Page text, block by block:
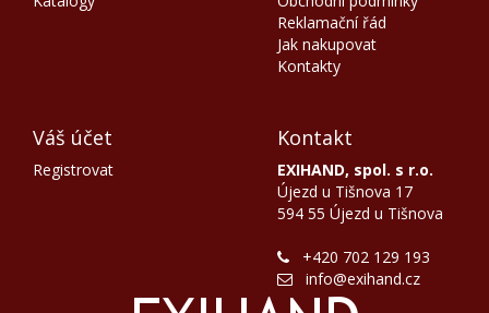
Reklamační řád
Jak nakupovat
Kontakty
Váš účet
Registrovat
Kontakt
EXIHAND, spol. s r.o.
Újezd u Tišnova 17
594 55 Újezd u Tišnova
+420 702 129 193
info@exihand.cz